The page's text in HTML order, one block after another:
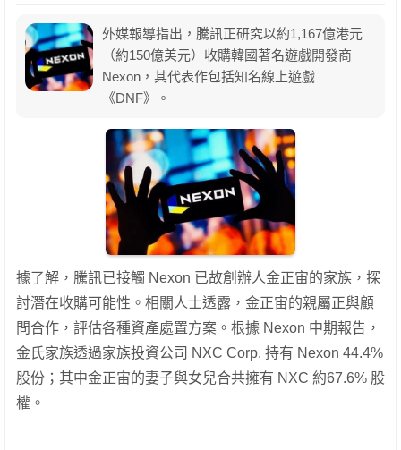
外媒報導指出，騰訊正研究以約1,167億港元
（約150億美元）收購韓國著名遊戲開發商
Nexon，其代表作包括知名線上遊戲
《DNF》。
據了解，騰訊已接觸 Nexon 已故創辦人金正宙的家族，探
討潛在收購可能性。相關人士透露，金正宙的親屬正與顧
問合作，評估各種資產處置方案。根據 Nexon 中期報告，
金氏家族透過家族投資公司 NXC Corp. 持有 Nexon 44.4%
股份；其中金正宙的妻子與女兒合共擁有 NXC 約67.6% 股
權。